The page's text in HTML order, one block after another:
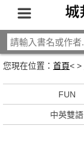
您現在位置： 首頁< >
FUN
中英雙語